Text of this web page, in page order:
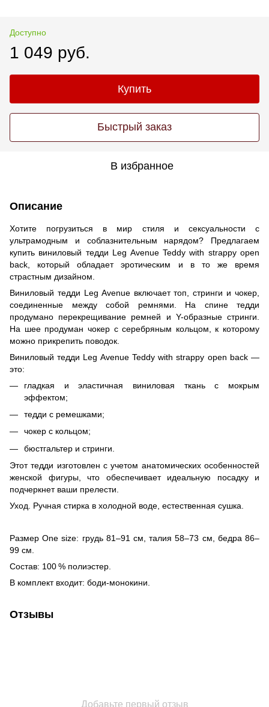
Доступно
1 049 руб.
Купить
Быстрый заказ
В избранное
Описание
Хотите погрузиться в мир стиля и сексуальности с
ультрамодным и соблазнительным нарядом? Предлагаем
купить виниловый тедди Leg Avenue Teddy with strappy open
back, который обладает эротическим и в то же время
страстным дизайном.
Виниловый тедди Leg Avenue включает топ, стринги и чокер,
соединенные между собой ремнями. На спине тедди
продумано перекрещивание ремней и Y-образные стринги.
На шее продуман чокер с серебряным кольцом, к которому
можно прикрепить поводок.
Виниловый тедди Leg Avenue Teddy with strappy open back —
это:
гладкая и эластичная виниловая ткань с мокрым
эффектом;
тедди с ремешками;
чокер с кольцом;
бюстгальтер и стринги.
Этот тедди изготовлен с учетом анатомических особенностей
женской фигуры, что обеспечивает идеальную посадку и
подчеркнет ваши прелести.
Уход. Ручная стирка в холодной воде, естественная сушка.
Размер One size: грудь 81–91 см, талия 58–73 см, бедра 86–
99 см.
Состав: 100 % полиэстер.
В комплект входит: боди-монокини.
Отзывы
Добавьте первый отзыв